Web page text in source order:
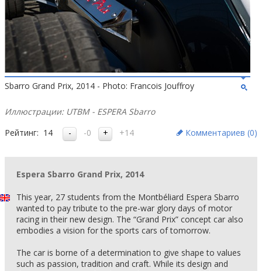
Sbarro Grand Prix, 2014 - Photo: Francois Jouffroy
Иллюстрации: UTBM - ESPERA Sbarro
Рейтинг: 14 -0 +14 Комментариев (0)
Espera Sbarro Grand Prix, 2014
This year, 27 students from the Montbéliard Espera Sbarro
wanted to pay tribute to the pre-war glory days of motor
racing in their new design. The “Grand Prix” concept car also
embodies a vision for the sports cars of tomorrow.
The car is borne of a determination to give shape to values
such as passion, tradition and craft. While its design and